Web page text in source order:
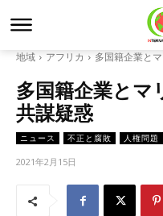
地域 アフリカ 多国籍企業と
多国籍企業とマ
共謀疑惑
ニュース 不正と腐敗 人権問題
2021年2月15日